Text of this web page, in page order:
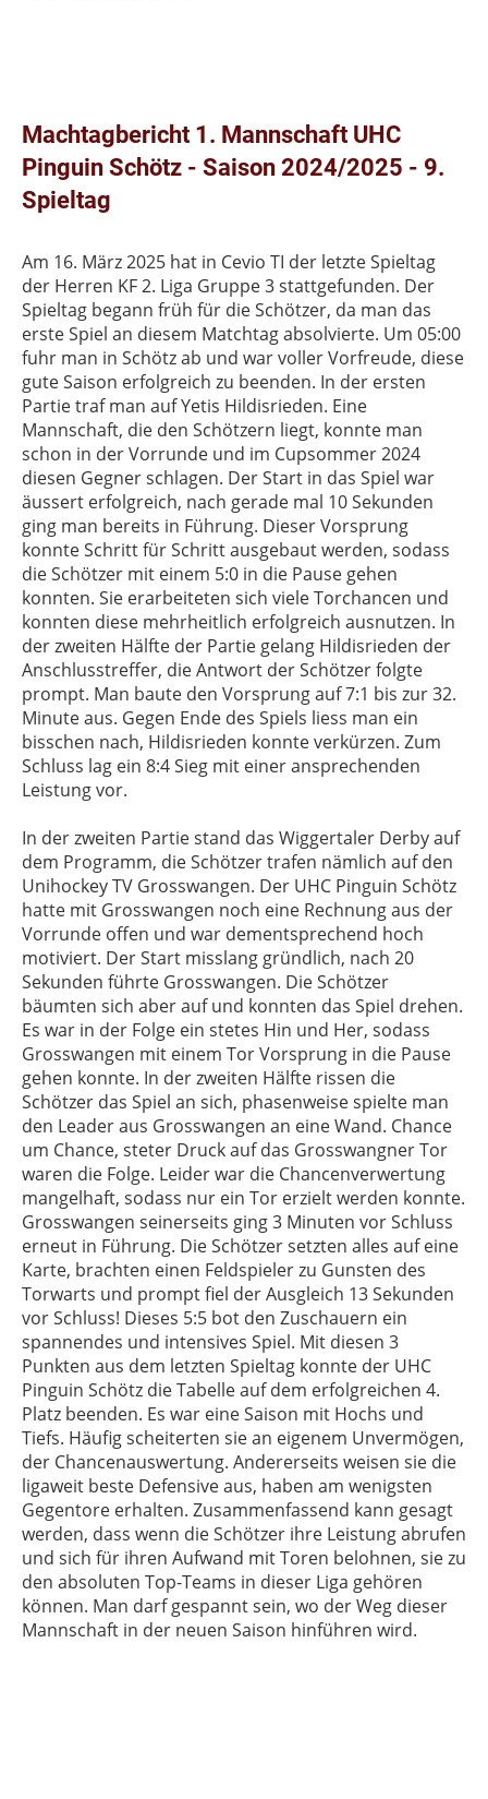
Machtagbericht 1. Mannschaft UHC
Pinguin Schötz - Saison 2024/2025 - 9.
Spieltag
Am 16. März 2025 hat in Cevio TI der letzte Spieltag
der Herren KF 2. Liga Gruppe 3 stattgefunden. Der
Spieltag begann früh für die Schötzer, da man das
erste Spiel an diesem Matchtag absolvierte. Um 05:00
fuhr man in Schötz ab und war voller Vorfreude, diese
gute Saison erfolgreich zu beenden. In der ersten
Partie traf man auf Yetis Hildisrieden. Eine
Mannschaft, die den Schötzern liegt, konnte man
schon in der Vorrunde und im Cupsommer 2024
diesen Gegner schlagen. Der Start in das Spiel war
äussert erfolgreich, nach gerade mal 10 Sekunden
ging man bereits in Führung. Dieser Vorsprung
konnte Schritt für Schritt ausgebaut werden, sodass
die Schötzer mit einem 5:0 in die Pause gehen
konnten. Sie erarbeiteten sich viele Torchancen und
konnten diese mehrheitlich erfolgreich ausnutzen. In
der zweiten Hälfte der Partie gelang Hildisrieden der
Anschlusstreffer, die Antwort der Schötzer folgte
prompt. Man baute den Vorsprung auf 7:1 bis zur 32.
Minute aus. Gegen Ende des Spiels liess man ein
bisschen nach, Hildisrieden konnte verkürzen. Zum
Schluss lag ein 8:4 Sieg mit einer ansprechenden
Leistung vor.
In der zweiten Partie stand das Wiggertaler Derby auf
dem Programm, die Schötzer trafen nämlich auf den
Unihockey TV Grosswangen. Der UHC Pinguin Schötz
hatte mit Grosswangen noch eine Rechnung aus der
Vorrunde offen und war dementsprechend hoch
motiviert. Der Start misslang gründlich, nach 20
Sekunden führte Grosswangen. Die Schötzer
bäumten sich aber auf und konnten das Spiel drehen.
Es war in der Folge ein stetes Hin und Her, sodass
Grosswangen mit einem Tor Vorsprung in die Pause
gehen konnte. In der zweiten Hälfte rissen die
Schötzer das Spiel an sich, phasenweise spielte man
den Leader aus Grosswangen an eine Wand. Chance
um Chance, steter Druck auf das Grosswangner Tor
waren die Folge. Leider war die Chancenverwertung
mangelhaft, sodass nur ein Tor erzielt werden konnte.
Grosswangen seinerseits ging 3 Minuten vor Schluss
erneut in Führung. Die Schötzer setzten alles auf eine
Karte, brachten einen Feldspieler zu Gunsten des
Torwarts und prompt fiel der Ausgleich 13 Sekunden
vor Schluss! Dieses 5:5 bot den Zuschauern ein
spannendes und intensives Spiel. Mit diesen 3
Punkten aus dem letzten Spieltag konnte der UHC
Pinguin Schötz die Tabelle auf dem erfolgreichen 4.
Platz beenden. Es war eine Saison mit Hochs und
Tiefs. Häufig scheiterten sie an eigenem Unvermögen,
der Chancenauswertung. Andererseits weisen sie die
ligaweit beste Defensive aus, haben am wenigsten
Gegentore erhalten. Zusammenfassend kann gesagt
werden, dass wenn die Schötzer ihre Leistung abrufen
und sich für ihren Aufwand mit Toren belohnen, sie zu
den absoluten Top-Teams in dieser Liga gehören
können. Man darf gespannt sein, wo der Weg dieser
Mannschaft in der neuen Saison hinführen wird.